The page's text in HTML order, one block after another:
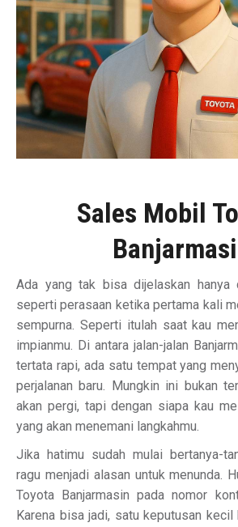
Sales Mobil
Ada yang tak bisa dijelaskan hanya
seperti perasaan ketika pertama kali
sempurna. Seperti itulah saat kau
impianmu. Di antara jalan-jalan
tertata rapi, ada satu tempat yang
perjalanan baru. Mungkin ini bukan
akan pergi, tapi dengan siapa kau
yang akan menemani langkahmu.
Jika hatimu sudah mulai bertanya-
ragu menjadi alasan untuk menunda.
Toyota Banjarmasin pada nomor
Karena bisa jadi, satu keputusan kecil